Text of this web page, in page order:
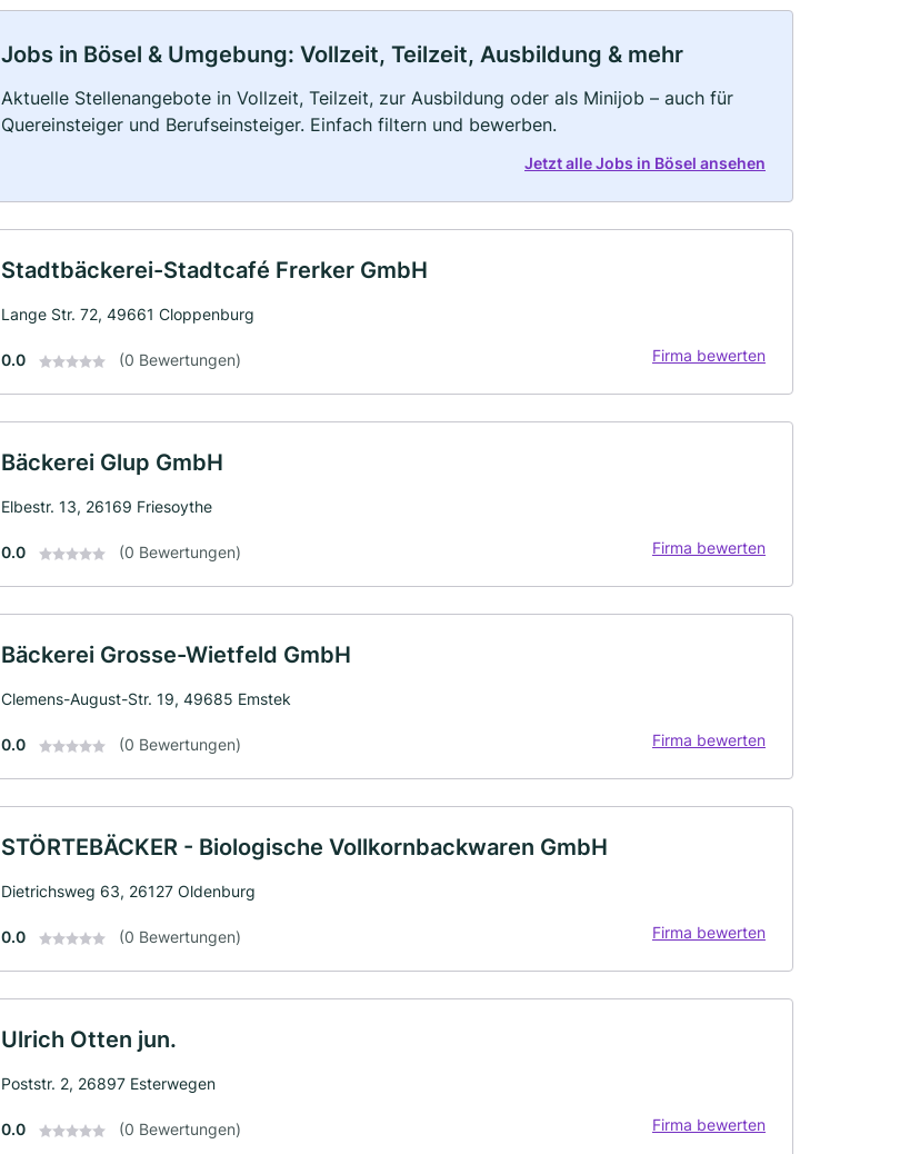
Jobs in Bösel & Umgebung: Vollzeit, Teilzeit, Ausbildung & mehr
Aktuelle Stellenangebote in Vollzeit, Teilzeit, zur Ausbildung oder als Minijob – auch für
Quereinsteiger und Berufseinsteiger. Einfach filtern und bewerben.
Jetzt alle Jobs in Bösel ansehen
Stadtbäckerei-Stadtcafé Frerker GmbH
Lange Str. 72, 49661 Cloppenburg
0.0 (0 Bewertungen) Firma bewerten
Bäckerei Glup GmbH
Elbestr. 13, 26169 Friesoythe
0.0 (0 Bewertungen) Firma bewerten
Bäckerei Grosse-Wietfeld GmbH
Clemens-August-Str. 19, 49685 Emstek
0.0 (0 Bewertungen) Firma bewerten
STÖRTEBÄCKER - Biologische Vollkornbackwaren GmbH
Dietrichsweg 63, 26127 Oldenburg
0.0 (0 Bewertungen) Firma bewerten
Ulrich Otten jun.
Poststr. 2, 26897 Esterwegen
0.0 (0 Bewertungen) Firma bewerten